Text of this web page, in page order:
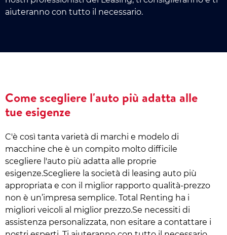
aiuteranno con tutto il necessario.
Come scegliere l'auto più adatta alle
tue esigenze
C'è così tanta varietà di marchi e modelo di
macchine che è un compito molto difficile
scegliere l'auto più adatta alle proprie
esigenze.Scegliere la società di leasing auto più
appropriata e con il miglior rapporto qualità-prezzo
non è un’impresa semplice. Total Renting ha i
migliori veicoli al miglior prezzo.Se necessiti di
assistenza personalizzata, non esitare a contattare i